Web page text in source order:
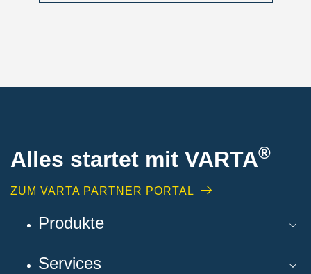
Alles startet mit VARTA®
ZUM VARTA PARTNER PORTAL
Produkte
Services